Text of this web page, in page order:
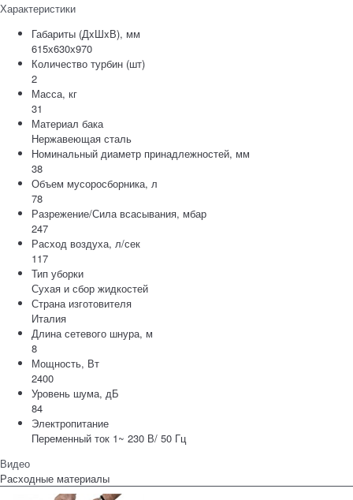
Характеристики
Габариты (ДxШxВ), мм
615х630х970
Количество турбин (шт)
2
Масса, кг
31
Материал бака
Нержавеющая сталь
Номинальный диаметр принадлежностей, мм
38
Объем мусоросборника, л
78
Разрежение/Сила всасывания, мбар
247
Расход воздуха, л/сек
117
Тип уборки
Сухая и сбор жидкостей
Страна изготовителя
Италия
Длина сетевого шнура, м
8
Мощность, Вт
2400
Уровень шума, дБ
84
Электропитание
Переменный ток 1~ 230 В/ 50 Гц
Видео
Расходные материалы